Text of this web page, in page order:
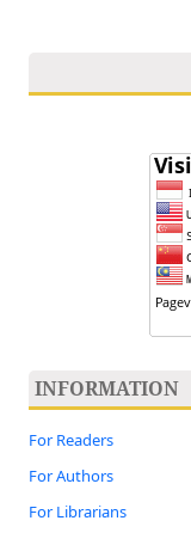
INFORMATION
For Readers
For Authors
For Librarians